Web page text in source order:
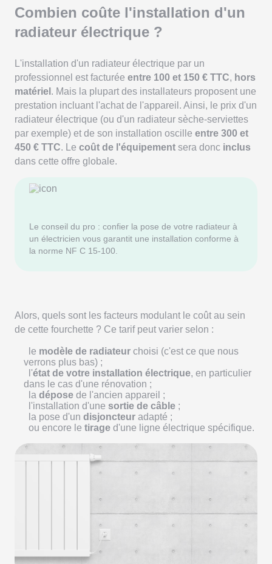
Combien coûte l'installation d'un
radiateur électrique ?
L'installation d'un radiateur électrique par un
professionnel est facturée entre 100 et 150 € TTC, hors
matériel . Mais la plupart des installateurs proposent une
prestation incluant l'achat de l'appareil. Ainsi, le prix d'un
radiateur électrique (ou d'un radiateur sèche-serviettes
par exemple) et de son installation oscille entre 300 et
450 € TTC. Le coût de l'équipement sera donc inclus
dans cette offre globale.
Le conseil du pro : confier la pose de votre radiateur à
un électricien vous garantit une installation conforme à
la norme NF C 15-100.
Alors, quels sont les facteurs modulant le coût au sein
de cette fourchette ? Ce tarif peut varier selon :
le modèle de radiateur choisi (c'est ce que nous
verrons plus bas) ;
l'état de votre installation électrique, en particulier
dans le cas d'une rénovation ;
la dépose de l'ancien appareil ;
l'installation d'une sortie de câble ;
la pose d'un disjoncteur adapté ;
ou encore le tirage d'une ligne électrique spécifique.